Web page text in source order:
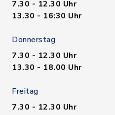
7.30 - 12.30 Uhr
13.30 - 16:30 Uhr
Donnerstag
7.30 - 12.30 Uhr
13.30 - 18.00 Uhr
Freitag
7.30 - 12.30 Uhr